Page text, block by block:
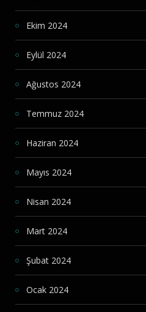
Ekim 2024
Eylül 2024
Ağustos 2024
Temmuz 2024
Haziran 2024
Mayıs 2024
Nisan 2024
Mart 2024
Şubat 2024
Ocak 2024